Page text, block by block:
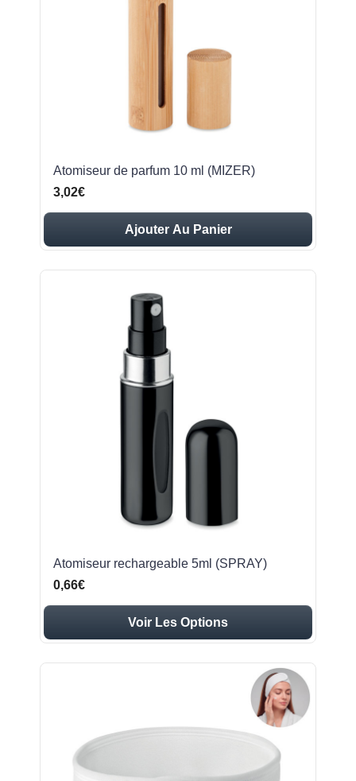
Atomiseur de parfum 10 ml (MIZER)
3,02€
Ajouter Au Panier
Atomiseur rechargeable 5ml (SPRAY)
0,66€
Voir Les Options